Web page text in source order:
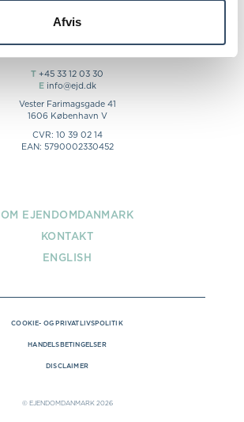
Afvis
T +45 33 12 03 30
Einfo@ejd.dk
Vester Farimagsgade 41
1606 København V
CVR: 10 39 02 14
EAN: 5790002330452
OM EJENDOMDANMARK
KONTAKT
ENGLISH
© EJENDOMDANMARK 2026
COOKIE- OG PRIVATLIVSPOLITIK
HANDELSBETINGELSER
DISCLAIMER